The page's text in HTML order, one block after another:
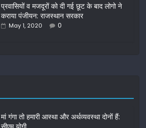
प्रवासियों व मजदूरों को दी गई छूट के बाद लोगो ने
कराया पंजीयन: राजस्थान सरकार
May 1, 2020 0
मां गंगा तो हमारी आस्था और अर्थव्यवस्था दोनों हैं: